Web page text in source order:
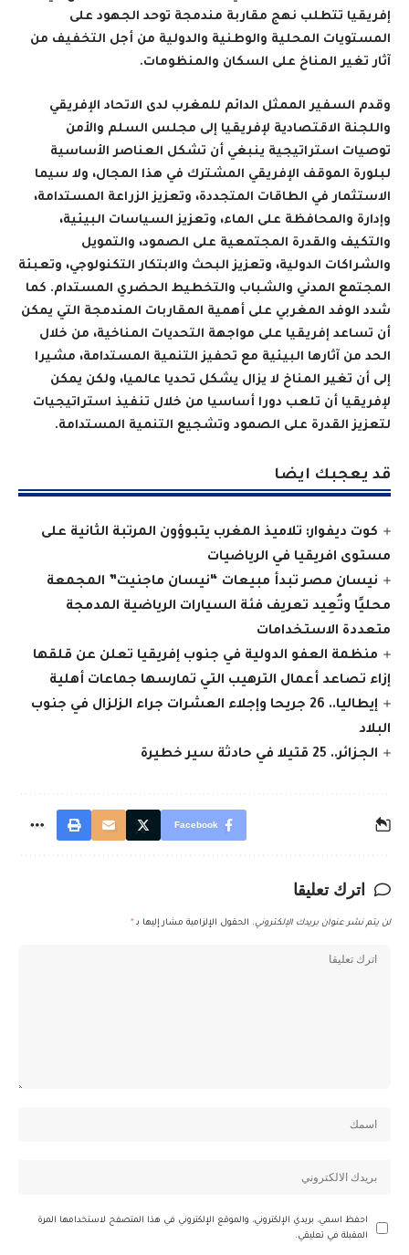
إفريقيا تتطلب نهج مقاربة مندمجة توحد الجهود على
المستويات المحلية والوطنية والدولية من أجل التخفيف من
آثار تغير المناخ على السكان والمنظومات.
وقدم السفير الممثل الدائم للمغرب لدى الاتحاد الإفريقي
واللجنة الاقتصادية لإفريقيا إلى مجلس السلم والأمن
توصيات استراتيجية ينبغي أن تشكل العناصر الأساسية
لبلورة الموقف الإفريقي المشترك في هذا المجال، ولا سيما
الاستثمار في الطاقات المتجددة، وتعزيز الزراعة المستدامة،
وإدارة والمحافظة على الماء، وتعزيز السياسات البيئية،
والتكيف والقدرة المجتمعية على الصمود، والتمويل
والشراكات الدولية، وتعزيز البحث والابتكار التكنولوجي، وتعبئة
المجتمع المدني والشباب والتخطيط الحضري المستدام. كما
شدد الوفد المغربي على أهمية المقاربات المندمجة التي يمكن
أن تساعد إفريقيا على مواجهة التحديات المناخية، من خلال
الحد من آثارها البيئية مع تحفيز التنمية المستدامة، مشيرا
إلى أن تغير المناخ لا يزال يشكل تحديا عالميا، ولكن يمكن
لإفريقيا أن تلعب دورا أساسيا من خلال تنفيذ استراتيجيات
لتعزيز القدرة على الصمود وتشجيع التنمية المستدامة.
قد يعجبك ايضا
كوت ديفوار: تلاميذ المغرب يتبوؤون المرتبة الثانية على
مستوى افريقيا في الرياضيات
نيسان مصر تبدأ مبيعات “نيسان ماجنيت” المجمعة
محليًا وتُعِيد تعريف فئة السيارات الرياضية المدمجة
متعددة الاستخدامات
منظمة العفو الدولية في جنوب إفريقيا تعلن عن قلقها
إزاء تصاعد أعمال الترهيب التي تمارسها جماعات أهلية
إيطاليا.. 26 جريحا وإجلاء العشرات جراء الزلزال في جنوب
البلاد
الجزائر.. 25 قتيلا في حادثة سير خطيرة
Facebook
اترك تعليقا
لن يتم نشر عنوان بريدك الإلكتروني. الحقول الإلزامية مشار إليها بـ *
احفظ اسمي، بريدي الإلكتروني، والموقع الإلكتروني في هذا المتصفح لاستخدامها المرة
المقبلة في تعليقي.